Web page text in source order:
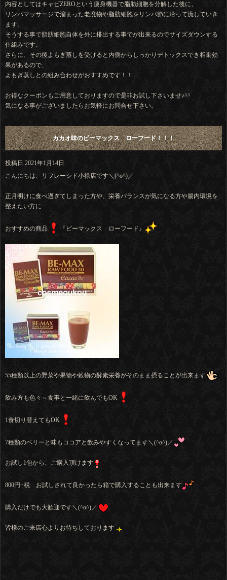
内容としてはキャビZEROという痩身機器で脂肪細胞を分解した後に、
リンパマッサージで溜まった老廃物や脂肪細胞をリンパ節に沿って流していき
ます。
そうする事で脂肪細胞自体を外に排出する事でが出来るのでサイズダウンする
仕組みです。
さらに、その後よもぎ蒸しを受けると内側からしっかりデトックスでき相乗効
果があるので、
よもぎ蒸しとの組み合わせがおすすめです！！
お得なクーポンもご用意しておりますので是非お試し下さいませ♪^^
気になる事がございましたらお気軽にお問合せ下さい。
カカオ味のビーマックス ローフード！！！
投稿日 2021年1月14日
こんにちは、リフレーシド小禄店です＼(^o^)／
正月明けに食べ過ぎてしまった方や、栄養バランスが気になる方や腸内環境を
整えたい方に
おすすめの商品 『ビーマックス ローフード』
55種類以上の野菜や果物や穀物の酵素栄養がそのまま摂ることが出来ます
飲み方も色々～食事と一緒に飲んでもOK
1食切り替えてもOK
7種類のベリーと味もココアと飲みやすくなってます＼(^o^)／
お試し1包から、ご購入頂けます
800円+税 お試しされて良かったら箱で購入することも出来ます
購入だけでも大歓迎です＼(^o^)／
皆様のご来店心よりお待ちしております